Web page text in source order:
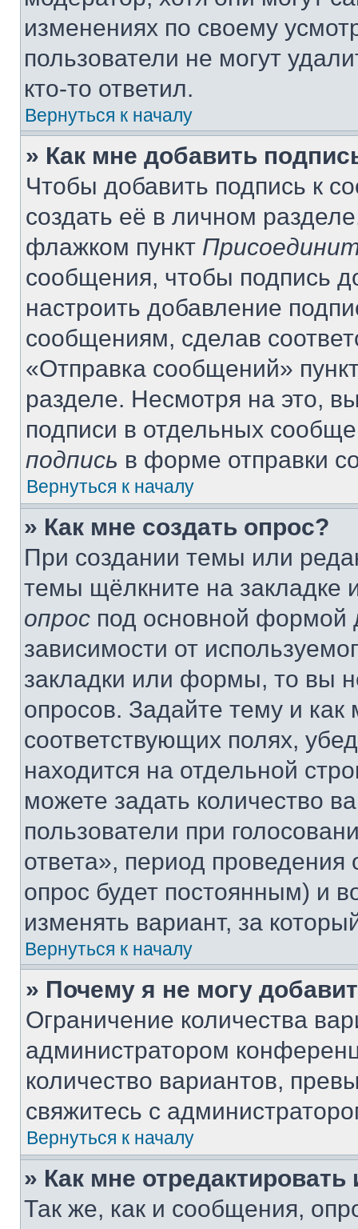
изменениях по своему
пользователи не могут
кто-то ответил.
Вернуться к началу
» Как мне добавить
Чтобы добавить подпись к
создать её в личном
флажком пункт
сообщения, чтобы подпись
настроить добавление
сообщениям, сделав
«Отправка сообщений»
разделе. Несмотря на это,
подписи в отдельных
подпись в форме отправки
Вернуться к началу
» Как мне создать опрос?
При создании темы или
темы щёлкните на
опрос под основной формой
зависимости от
закладки или формы, то вы
опросов. Задайте тему и
соответствующих полях,
находится на отдельной
можете задать количество
пользователи при
ответа», период проведения
опрос будет постоянным) и
изменять вариант, за
Вернуться к началу
» Почему я не могу
Ограничение количества
администратором
количество вариантов,
свяжитесь с
Вернуться к началу
» Как мне
Так же, как и сообщения,